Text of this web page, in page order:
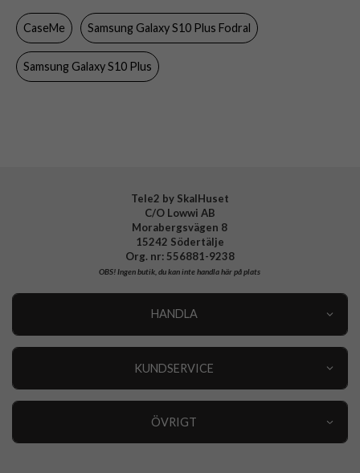
Färg
Varumärke
CaseMe Samsung Galaxy S10 Plus Fodral
Samsung Galaxy S10 Plus
Tele2 by SkalHuset
C/O Lowwi AB
Morabergsvägen 8
15242 Södertälje
Org. nr: 556881-9238
OBS!Ingen butik, du kan inte handla här på plats
HANDLA
KUNDSERVICE
ÖVRIGT